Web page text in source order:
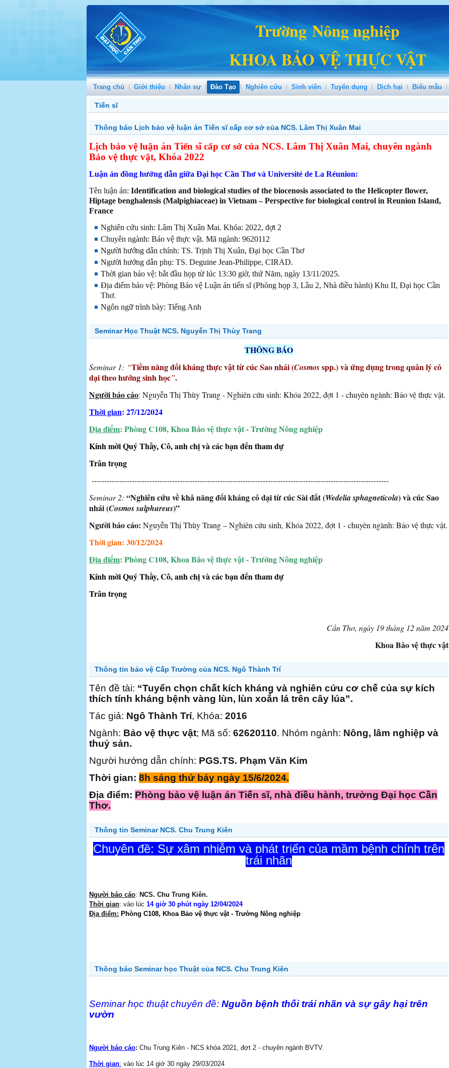
Trường Nông nghiệp
KHOA BẢO VỆ THỰC VẬT
Trang chủ Giới thiệu Nhân sự Đào Tạo Nghiên cứu Sinh viên Tuyển dụng Dịch hại Biểu mẫu
Tiến sĩ
Thông báo Lịch bảo vệ luận án Tiến sĩ cấp cơ sở của NCS. Lâm Thị Xuân Mai
Lịch bảo vệ luận án Tiến sĩ cấp cơ sở của NCS. Lâm Thị Xuân Mai, chuyên ngành
Bảo vệ thực vật, Khóa 2022
Luận án đồng hướng dẫn giữa Đại học Cần Thơ và Université de La Réunion:
Tên luận án: Identification and biological studies of the biocenosis associated to the Helicopter flower,
Hiptage benghalensis (Malpighiaceae) in Vietnam – Perspective for biological control in Reunion Island,
France
Nghiên cứu sinh: Lâm Thị Xuân Mai. Khóa: 2022, đợt 2
Chuyên ngành: Bảo vệ thực vật. Mã ngành: 9620112
Người hướng dẫn chính: TS. Trịnh Thị Xuân, Đại học Cần Thơ
Người hướng dẫn phụ: TS. Deguine Jean-Philippe, CIRAD.
Thời gian bảo vệ: bắt đầu họp từ lúc 13:30 giờ, thứ Năm, ngày 13/11/2025.
Địa điểm bảo vệ: Phòng Bảo vệ Luận án tiến sĩ (Phòng họp 3, Lầu 2, Nhà điều hành) Khu II, Đại học Cần
Thơ.
Ngôn ngữ trình bày: Tiếng Anh
Seminar Học Thuật NCS. Nguyễn Thị Thùy Trang
THÔNG BÁO
Seminar 1: “Tiềm năng đối kháng thực vật từ cúc Sao nhái (Cosmosspp.) và ứng dụng trong quản lý cỏ
dại theo hướng sinh học”.
Người báo cáo: Nguyễn Thị Thùy Trang - Nghiên cứu sinh: Khóa 2022, đợt 1 - chuyên ngành: Bảo vệ thực vật.
Thời gian: 27/12/2024
Địa điểm: Phòng C108, Khoa Bảo vệ thực vật - Trường Nông nghiệp
Kính mời Quý Thầy, Cô, anh chị và các bạn đến tham dự
Trân trọng
----------------------------------------------------------------------------------------------------------------------
Seminar 2: “Nghiên cứu về khả năng đối kháng cỏ dại từ cúc Sài đất (Wedelia sphagneticola) và cúc Sao
nhái (Cosmos sulphureus)”
Người báo cáo: Nguyễn Thị Thùy Trang – Nghiên cứu sinh, Khóa 2022, đợt 1 - chuyên ngành: Bảo vệ thực vật.
Thời gian: 30/12/2024
Địa điểm: Phòng C108, Khoa Bảo vệ thực vật - Trường Nông nghiệp
Kính mời Quý Thầy, Cô, anh chị và các bạn đến tham dự
Trân trọng
Cần Thơ, ngày 19 tháng 12 năm 2024
Khoa Bảo vệ thực vật
Thông tin bảo vệ Cấp Trường của NCS. Ngô Thành Trí
Tên đề tài: “Tuyển chọn chất kích kháng và nghiên cứu cơ chế của sự kích
thích tính kháng bệnh vàng lùn, lùn xoắn lá trên cây lúa”.
Tác giả: Ngô Thành Trí, Khóa: 2016
Ngành: Bảo vệ thực vật; Mã số: 62620110. Nhóm ngành: Nông, lâm nghiệp và
thuỷ sản.
Người hướng dẫn chính: PGS.TS. Phạm Văn Kim
Thời gian: 8h sáng thứ bảy ngày 15/6/2024.
Địa điểm: Phòng bảo vệ luận án Tiến sĩ, nhà điều hành, trường Đại học Cần
Thơ.
Thông tin Seminar NCS. Chu Trung Kiên
Chuyên đề: Sự xâm nhiễm và phát triển của mầm bệnh chính trên
trái nhãn
Người báo cáo: NCS. Chu Trung Kiên.
Thời gian: vào lúc 14 giờ 30 phút ngày 12/04/2024
Địa điểm: Phòng C108, Khoa Bảo vệ thực vật - Trường Nông nghiệp
Thông báo Seminar học Thuật của NCS. Chu Trung Kiên
Seminar học thuật chuyên đề: Nguồn bệnh thối trái nhãn và sự gây hại trên
vườn
Người báo cáo: Chu Trung Kiên - NCS khóa 2021, đợt 2 - chuyên ngành BVTV.
Thời gian: vào lúc 14 giờ 30 ngày 29/03/2024